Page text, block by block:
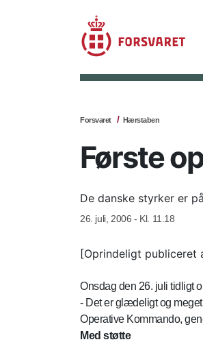
Forsvaret Hærstaben
Første
De danske styrker er
26. juli, 2006 - Kl. 11.18
[Oprindeligt publiceret
Onsdag den 26. juli tidligt
- Det er glædeligt og
Operative Kommando,
Med støtte